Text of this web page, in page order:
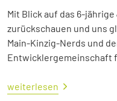
Mit Blick auf das 6-
zurückschauen und uns
Main-Kinzig-Nerds und
Entwicklergemeinschaft
weiterlesen